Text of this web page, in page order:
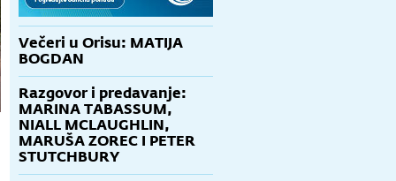
Večeri u Orisu: MATIJA
BOGDAN
Razgovor i predavanje:
MARINA TABASSUM,
NIALL MCLAUGHLIN,
MARUŠA ZOREC I PETER
STUTCHBURY